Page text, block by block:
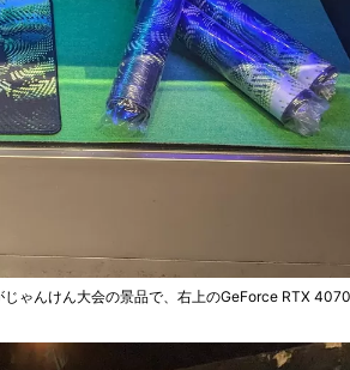
ゃんけん大会の景品で、右上のGeForce RTX